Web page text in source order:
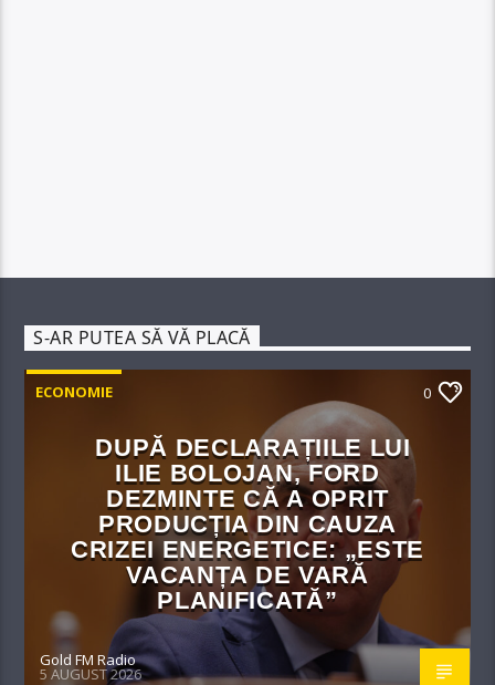
S-AR PUTEA SĂ VĂ PLACĂ
ECONOMIE 0
DUPĂ DECLARAȚIILE LUI
ILIE BOLOJAN, FORD
DEZMINTE CĂ A OPRIT
PRODUCȚIA DIN CAUZA
CRIZEI ENERGETICE: „ESTE
VACANȚA DE VARĂ
PLANIFICATĂ”
Gold FM Radio
5 AUGUST 2026